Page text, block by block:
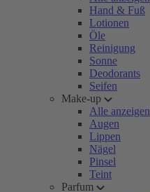
Hand & Fuß
Lotionen
Öle
Reinigung
Sonne
Deodorants
Seifen
Make-up
Alle anzeigen
Augen
Lippen
Nägel
Pinsel
Teint
Parfum